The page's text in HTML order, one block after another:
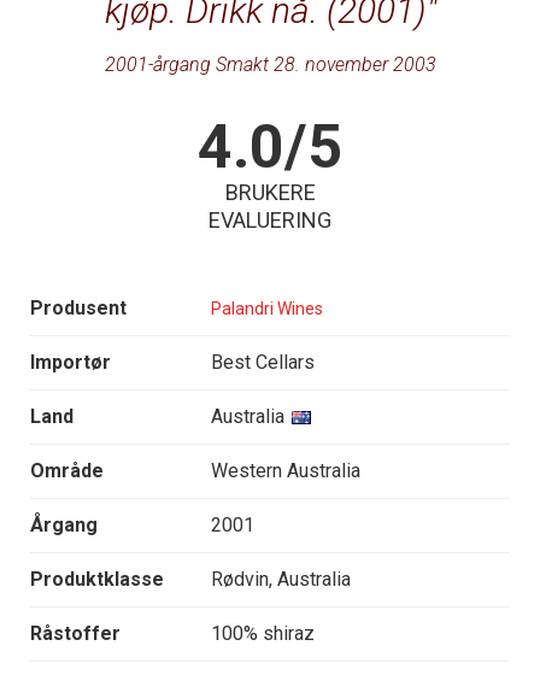
kjøp. Drikk nå. (2001)
2001-årgang Smakt 28. november 2003
4.0/5
BRUKERE
EVALUERING
Produsent Palandri Wines
Importør Best Cellars
Land Australia
Område Western Australia
Årgang 2001
Produktklasse Rødvin, Australia
Råstoffer 100% shiraz